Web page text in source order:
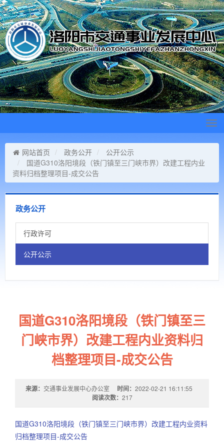
网站首页
政务公开
公开公示
国道G310洛阳境段（铁门镇至三门峡市界）改建工程内业
资料归档整理项目-成交公告
政务公开
行政许可
公开公示
国道G310洛阳境段（铁门镇至三
门峡市界）改建工程内业资料归
档整理项目-成交公告
来源： 交通事业发展中心办公室 时间： 2022-02-21 16:11:55
阅读次数： 217
国道G310洛阳境段（铁门镇至三门峡市界）改建工程内业资料
归档整理项目-成交公告